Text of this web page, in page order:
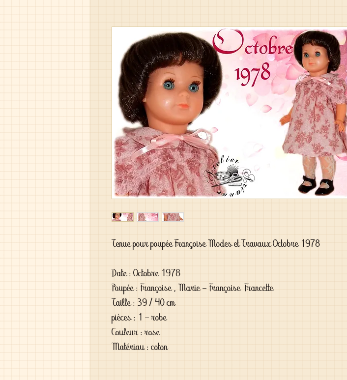
Tenue pour poupée Françoise Modes et Travaux Octobre 1978
Date : Octobre 1978
Poupée : Françoise , Marie - Françoise Francette
Taille : 39 / 40 cm
pièces : 1 - robe
Couleur : rose
Matériau : coton